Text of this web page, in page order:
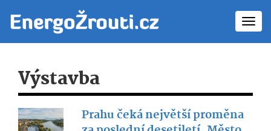
Výstavba
Prahu čeká největší proměna